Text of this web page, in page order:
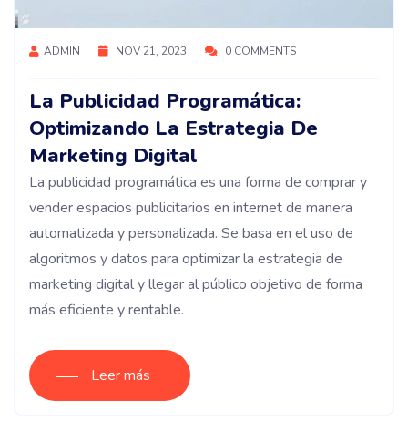
ADMIN NOV 21, 2023 0 COMMENTS
La Publicidad Programática:
Optimizando La Estrategia De
Marketing Digital
La publicidad programática es una forma de comprar y
vender espacios publicitarios en internet de manera
automatizada y personalizada. Se basa en el uso de
algoritmos y datos para optimizar la estrategia de
marketing digital y llegar al público objetivo de forma
más eficiente y rentable.
Leer más